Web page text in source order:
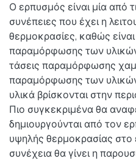
Ο ερπυσμός είναι μία από
συνέπειες που έχει η
θερμοκρασίες, καθώς
παραμόρφωσης των
τάσεις παραμόρφωσης
παραμόρφωσης των
υλικά βρίσκονται στην
Πιο συγκεκριμένα θα
δημιουργούνται από τον
υψηλής θερμοκρασίας
συνέχεια θα γίνει η